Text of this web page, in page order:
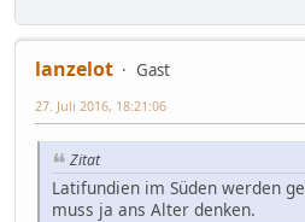
lanzelot
Gast
27. Juli 2016, 18:21:06
Zitat
Latifundien im Süden werden
muss ja ans Alter denken.